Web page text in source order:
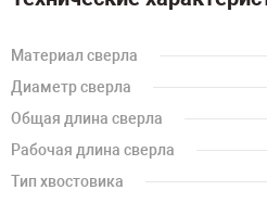
Материал сверла
Диаметр сверла
Общая длина сверла
Рабочая длина сверла
Тип хвостовика